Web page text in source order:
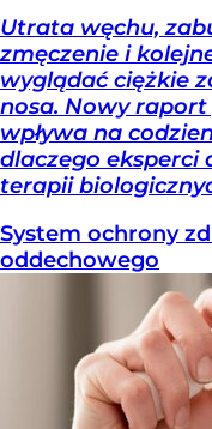
Utrata węchu,
zmęczenie i
wyglądać ciężkie
nosa. Nowy
wpływa na
dlaczego eksperci
terapii
System ochrony
oddechowego